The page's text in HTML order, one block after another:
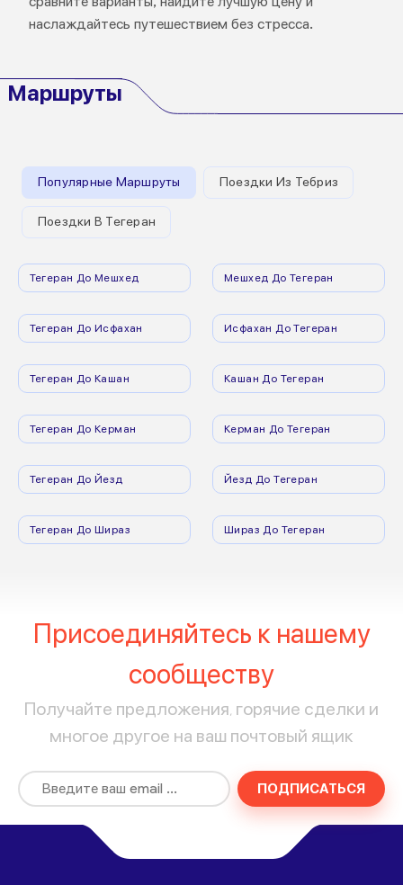
наслаждайтесь путешествием без стресса.
Маршруты
Популярные Маршруты Поездки Из Тебриз
Поездки В Тегеран
Тегеран До Мешхед Мешхед До Тегеран
Тегеран До Исфахан Исфахан До Тегеран
Тегеран До Кашан Кашан До Тегеран
Тегеран До Керман Керман До Тегеран
Тегеран До Йезд Йезд До Тегеран
Тегеран До Шираз Шираз До Тегеран
Присоединяйтесь к нашему
сообществу
Получайте предложения, горячие сделки и
многое другое на ваш почтовый ящик
ПОДПИСАТЬСЯ